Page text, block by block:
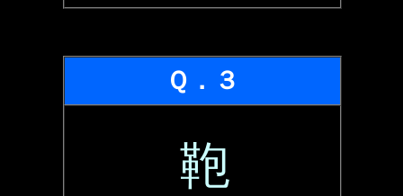
Ｑ．３
鞄